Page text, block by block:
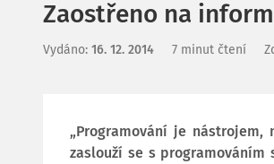
Zaostřeno na
Vydáno: 16. 12. 2014 7 minut čtení
„Programování je
zaslouží se s